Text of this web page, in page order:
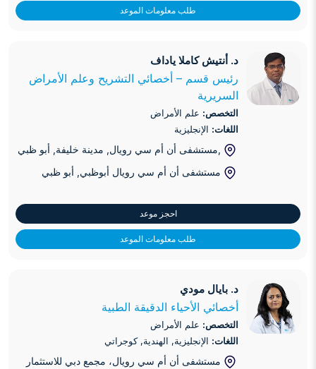
طلب معلومات الموعد
د. أنتيش كاملا ياداف
د. أنتيش كاملا ياداف
رئيس قسم – أخصائي التشريح وعلم الأمراض
السريرية
التخصص: علم الأمراض
اللغات: الإنجليزية
,مستشفى أن أم سي رويال, مدينة خليفة , أبو ظبي
مستشفى أن أم سي رويال أبوظبي , أبو ظبي
احجز موعد
طلب معلومات الموعد
د. بايال مودي
د. بايال مودي
أخصائي الأحياء الدقيقة الطبية
التخصص: علم الأمراض
اللغات: الإنجليزية, الهندية, كوجراتي
مستشفى أن أم سي رويال، مجمع دبي للاستثمار